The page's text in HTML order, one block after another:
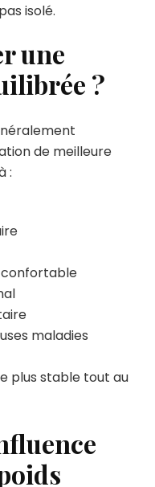
isolé.
une
?
de meilleure
:
confortable
maladies
plus stable tout au